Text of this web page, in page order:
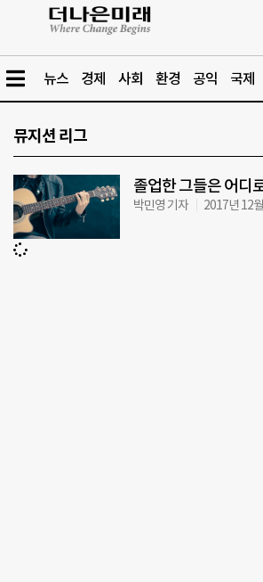
뉴스 경제 사회 환경 공익 국제
뮤지션 리그
졸업한 그들은 어디
박민영 기자 2017년 12